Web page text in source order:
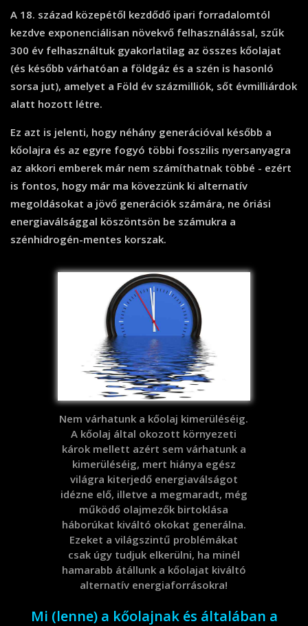
A 18. század közepétől kezdődő ipari forradalomtól
kezdve exponenciálisan növekvő felhasználással, szűk
300 év felhasználtuk gyakorlatilag az összes kőolajat
(és később várhatóan a földgáz és a szén is hasonló
sorsa jut), amelyet a Föld év százmilliók, sőt évmilliárdok
alatt hozott létre.
Ez azt is jelenti, hogy néhány generációval később a
kőolajra és az egyre fogyó többi fosszilis nyersanyagra
az akkori emberek már nem számíthatnak többé - ezért
is fontos, hogy már ma kövezzünk ki alternatív
megoldásokat a jövő generációk számára, ne óriási
energiaválsággal köszöntsön be számukra a
szénhidrogén-mentes korszak.
Nem várhatunk a kőolaj kimerüléséig.
A kőolaj által okozott környezeti
károk mellett azért sem várhatunk a
kimerüléséig, mert hiánya egész
világra kiterjedő energiaválságot
idézne elő, illetve a megmaradt, még
működő olajmezők birtoklása
háborúkat kiváltó okokat generálna.
Ezeket a világszintű problémákat
csak úgy tudjuk elkerülni, ha minél
hamarabb átállunk a kőolajat kiváltó
alternatív energiaforrásokra!
Mi (lenne) a kőolajnak és általában a